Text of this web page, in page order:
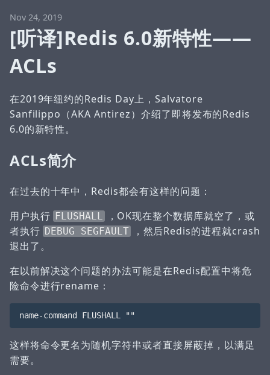
Nov 24, 2019
[听译]Redis 6.0新特性——
ACLs
在2019年纽约的Redis Day上，Salvatore
Sanfilippo（AKA Antirez）介绍了即将发布的Redis
6.0的新特性。
ACLs简介
在过去的十年中，Redis都会有这样的问题：
用户执行 FLUSHALL
，OK现在整个数据库就空了，或
者执行 DEBUG SEGFAULT
，然后Redis的进程就crash
退出了。
在以前解决这个问题的办法可能是在Redis配置中将危
险命令进行rename：
这样将命令更名为随机字符串或者直接屏蔽掉，以满足
需要。